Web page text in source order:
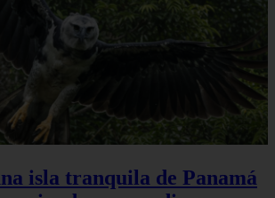
isla tranquila de Panamá